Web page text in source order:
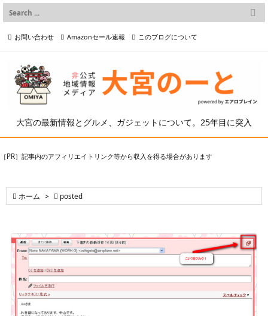
大宮の最新情報とグルメ、ガジェットについて。25年目に突入

メニュー

検索
お問い合わせ Amazonセール速報 このブログについて
プライバシーポリシー等
［PR］記事内のアフィリエイトリンク等から収入を得る場合があります
 ホーム >  posted